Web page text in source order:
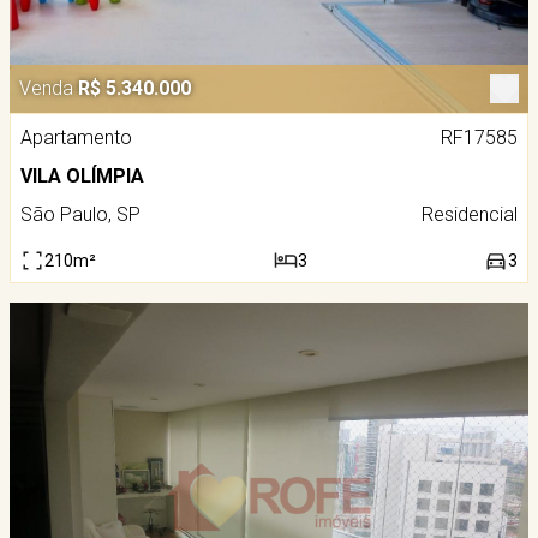
Venda R$ 5.340.000
Apartamento
RF17585
VILA OLÍMPIA
São Paulo, SP
Residencial
210m² 3 3